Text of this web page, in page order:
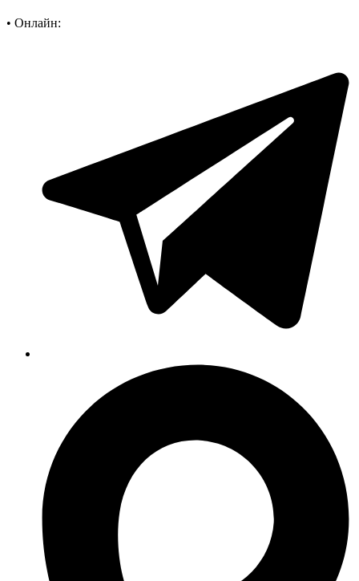
• Онлайн: